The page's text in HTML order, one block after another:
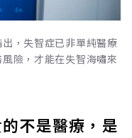
，失智症已非單純醫療
險，才能在失智海嘯來
不是醫療，是